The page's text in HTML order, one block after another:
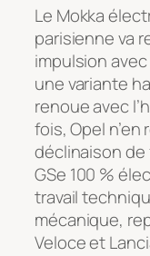
Le Mokka
parisienne va
impulsion avec
une variante
renoue avec
fois, Opel
déclinaison de
GSe 100 %
travail
mécanique,
Veloce et